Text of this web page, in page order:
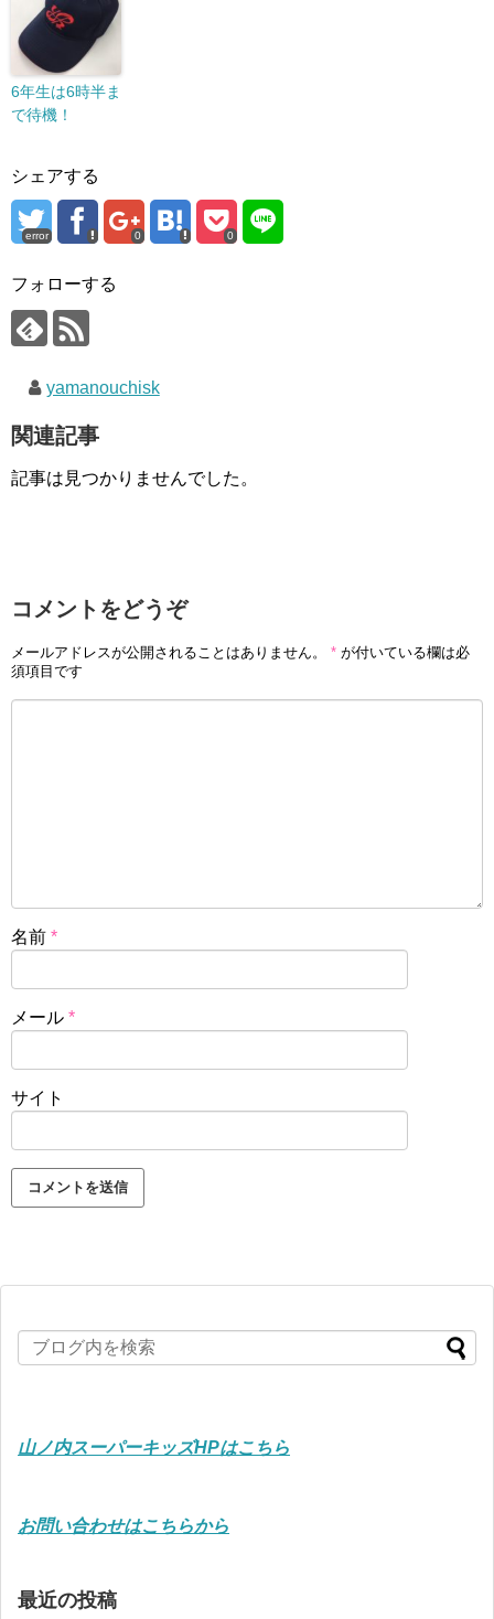
6年生は6時半ま
で待機！
シェアする
error 0 0
フォローする
yamanouchisk
関連記事
記事は見つかりませんでした。
コメントをどうぞ
メールアドレスが公開されることはありません。 * が付いている欄は必
須項目です
名前 *
メール *
サイト
山ノ内スーパーキッズHPはこちら
お問い合わせはこちらから
最近の投稿